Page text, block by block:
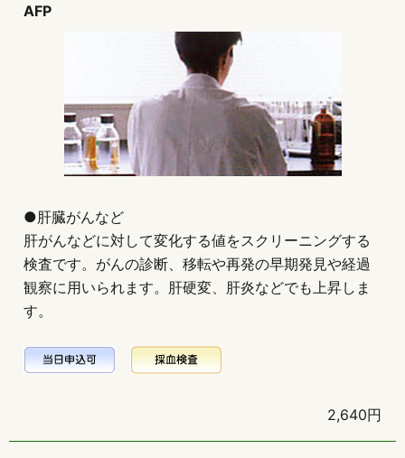
AFP
●肝臓がんなど
肝がんなどに対して変化する値をスクリーニングする
検査です。がんの診断、移転や再発の早期発見や経過
観察に用いられます。肝硬変、肝炎などでも上昇しま
す。
2,640円